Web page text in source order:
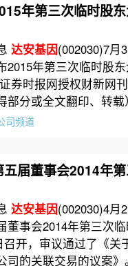
年第三次临时股
达安基因(002030)7月3
2015年第三次临时股
券时报网授权财新网
部分或全文翻印、转
司频道
五届董事会2014年
达安基因(002030)4月
董事会2014年第三次
召开，审议通过了《关
司的关联交易的议案